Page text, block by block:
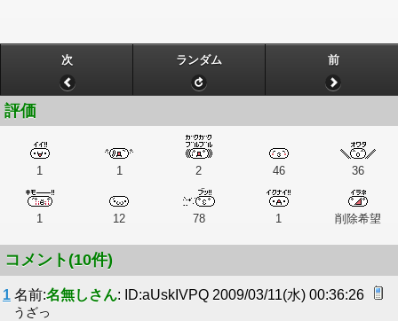
次 ランダム 前
評価
1 1 2 46 36
1 12 78 1 削除希望
コメント(10件)
1 名前:名無しさん: ID:aUskIVPQ 2009/03/11(水) 00:36:26
うざっ